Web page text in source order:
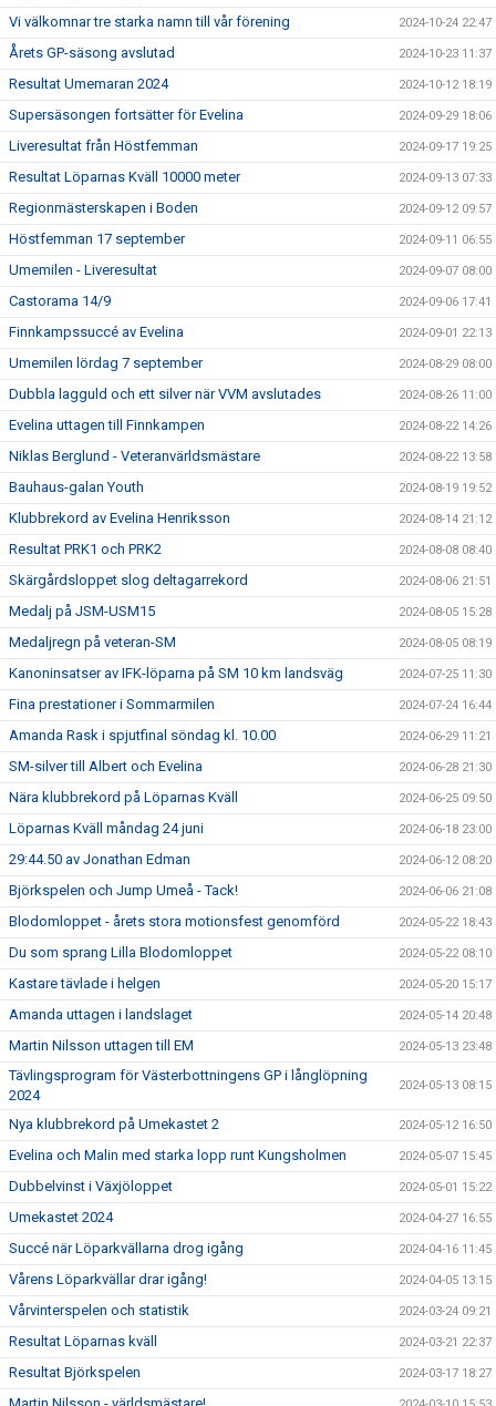
Vi välkomnar tre starka namn till vår förening 2024-10-24 22:47
Årets GP-säsong avslutad 2024-10-23 11:37
Resultat Umemaran 2024 2024-10-12 18:19
Supersäsongen fortsätter för Evelina 2024-09-29 18:06
Liveresultat från Höstfemman 2024-09-17 19:25
Resultat Löparnas Kväll 10000 meter 2024-09-13 07:33
Regionmästerskapen i Boden 2024-09-12 09:57
Höstfemman 17 september 2024-09-11 06:55
Umemilen - Liveresultat 2024-09-07 08:00
Castorama 14/9 2024-09-06 17:41
Finnkampssuccé av Evelina 2024-09-01 22:13
Umemilen lördag 7 september 2024-08-29 08:00
Dubbla lagguld och ett silver när VVM avslutades 2024-08-26 11:00
Evelina uttagen till Finnkampen 2024-08-22 14:26
Niklas Berglund - Veteranvärldsmästare 2024-08-22 13:58
Bauhaus-galan Youth 2024-08-19 19:52
Klubbrekord av Evelina Henriksson 2024-08-14 21:12
Resultat PRK1 och PRK2 2024-08-08 08:40
Skärgårdsloppet slog deltagarrekord 2024-08-06 21:51
Medalj på JSM-USM15 2024-08-05 15:28
Medaljregn på veteran-SM 2024-08-05 08:19
Kanoninsatser av IFK-löparna på SM 10 km landsväg 2024-07-25 11:30
Fina prestationer i Sommarmilen 2024-07-24 16:44
Amanda Rask i spjutfinal söndag kl. 10.00 2024-06-29 11:21
SM-silver till Albert och Evelina 2024-06-28 21:30
Nära klubbrekord på Löparnas Kväll 2024-06-25 09:50
Löparnas Kväll måndag 24 juni 2024-06-18 23:00
29:44.50 av Jonathan Edman 2024-06-12 08:20
Björkspelen och Jump Umeå - Tack! 2024-06-06 21:08
Blodomloppet - årets stora motionsfest genomförd 2024-05-22 18:43
Du som sprang Lilla Blodomloppet 2024-05-22 08:10
Kastare tävlade i helgen 2024-05-20 15:17
Amanda uttagen i landslaget 2024-05-14 20:48
Martin Nilsson uttagen till EM 2024-05-13 23:48
Tävlingsprogram för Västerbottningens GP i långlöpning
2024
2024-05-13 08:15
Nya klubbrekord på Umekastet 2 2024-05-12 16:50
Evelina och Malin med starka lopp runt Kungsholmen 2024-05-07 15:45
Dubbelvinst i Växjöloppet 2024-05-01 15:22
Umekastet 2024 2024-04-27 16:55
Succé när Löparkvällarna drog igång 2024-04-16 11:45
Vårens Löparkvällar drar igång! 2024-04-05 13:15
Vårvinterspelen och statistik 2024-03-24 09:21
Resultat Löparnas kväll 2024-03-21 22:37
Resultat Björkspelen 2024-03-17 18:27